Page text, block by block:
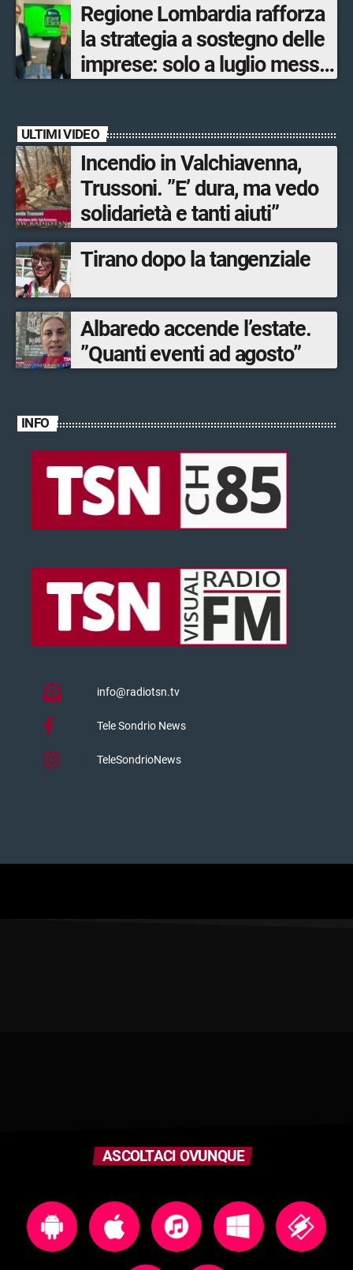
Regione Lombardia rafforza
la strategia a sostegno delle
imprese: solo a luglio messe
ULTIMI VIDEO
Incendio in Valchiavenna,
Trussoni. ”E’ dura, ma vedo
solidarietà e tanti aiuti”
Tirano dopo la tangenziale
Albaredo accende l’estate.
”Quanti eventi ad agosto”
INFO
info@radiotsn.tv
Tele Sondrio News
TeleSondrioNews
ASCOLTACI OVUNQUE